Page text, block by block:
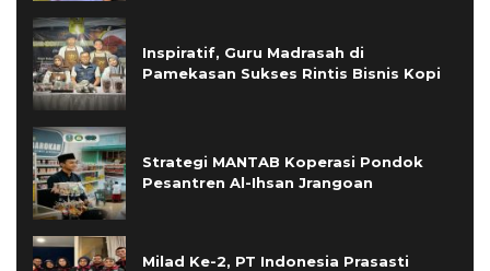
Inspiratif, Guru Madrasah di
Pamekasan Sukses Rintis Bisnis Kopi
Strategi MANTAB Koperasi Pondok
Pesantren Al-Ihsan Jrangoan
Milad Ke-2, PT Indonesia Prasasti